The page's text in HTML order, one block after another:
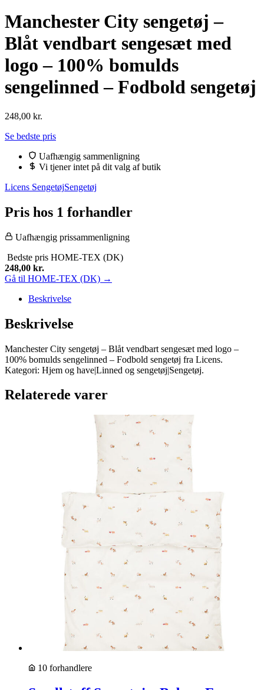
Manchester City sengetøj –
Blåt vendbart sengesæt med
logo – 100% bomulds
sengelinned – Fodbold sengetøj
248,00 kr.
Se bedste pris
Uafhængig sammenligning
Vi tjener intet på dit valg af butik
Licens SengetøjSengetøj
Pris hos 1 forhandler
Uafhængig prissammenligning
Bedste pris HOME-TEX (DK)
248,00 kr.
Gå til HOME-TEX (DK) →
Beskrivelse
Beskrivelse
Manchester City sengetøj – Blåt vendbart sengesæt med logo –
100% bomulds sengelinned – Fodbold sengetøj fra Licens.
Kategori: Hjem og have|Linned og sengetøj|Sengetøj.
Relaterede varer
10 forhandlere